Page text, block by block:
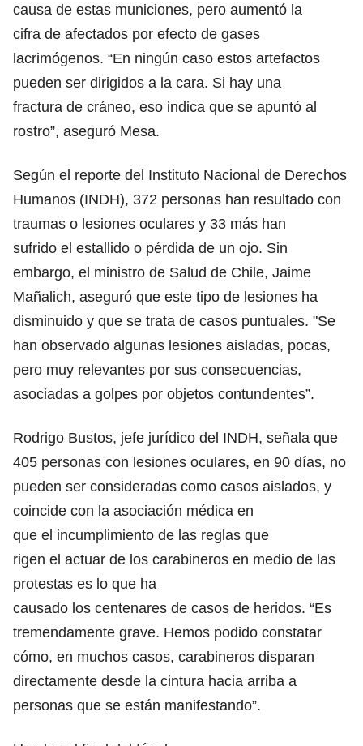
causa de estas municiones, pero aumentó la
cifra de afectados por efecto de gases
lacrimógenos. “En ningún caso estos artefactos
pueden ser dirigidos a la cara. Si hay una
fractura de cráneo, eso indica que se apuntó al
rostro”, aseguró Mesa.
Según el reporte del Instituto Nacional de Derechos
Humanos (INDH), 372 personas han resultado con
traumas o lesiones oculares y 33 más han
sufrido el estallido o pérdida de un ojo. Sin
embargo, el ministro de Salud de Chile, Jaime
Mañalich, aseguró que este tipo de lesiones ha
disminuido y que se trata de casos puntuales. "Se
han observado algunas lesiones aisladas, pocas,
pero muy relevantes por sus consecuencias,
asociadas a golpes por objetos contundentes”.
Rodrigo Bustos, jefe jurídico del INDH, señala que
405 personas con lesiones oculares, en 90 días, no
pueden ser consideradas como casos aislados, y
coincide con la asociación médica en
que el incumplimiento de las reglas que
rigen el actuar de los carabineros en medio de las
protestas es lo que ha
causado los centenares de casos de heridos. “Es
tremendamente grave. Hemos podido constatar
cómo, en muchos casos, carabineros disparan
directamente desde la cintura hacia arriba a
personas que se están manifestando”.